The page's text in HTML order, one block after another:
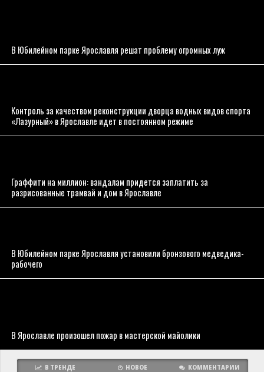
В Юбилейном парке Ярославля решат проблему огромных луж
Контроль за качеством реконструкции дворца водных видов спорта
«Лазурный» в Ярославле идет в постоянном режиме
Граффити на миллион: вандалам придется заплатить за
разрисованные трамвай и дом в Ярославле
В Юбилейном парке Ярославля установили бронзового медведика-
рабочего
В Ярославле произошел пожар в мастерской майолики
В ТРЕНДЕ НОВОЕ КОММЕНТАРИИ